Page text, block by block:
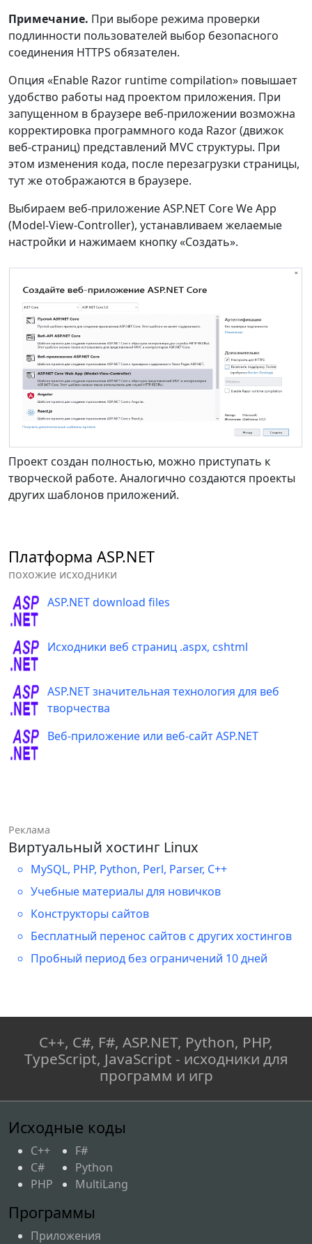
Примечание. При выборе режима проверки
подлинности пользователей выбор безопасного
соединения HTTPS обязателен.
Опция «Enable Razor runtime compilation» повышает
удобство работы над проектом приложения. При
запущенном в браузере веб-приложении возможна
корректировка программного кода Razor (движок
веб-страниц) представлений MVC структуры. При
этом изменения кода, после перезагрузки страницы,
тут же отображаются в браузере.
Выбираем веб-приложение ASP.NET Core We App
(Model-View-Controller), устанавливаем желаемые
настройки и нажимаем кнопку «Создать».
Проект создан полностью, можно приступать к
творческой работе. Аналогично создаются проекты
других шаблонов приложений.
Платформа ASP.NET
похожие исходники
ASP.NET download files
Исходники веб страниц .aspx, cshtml
ASP.NET значительная технология для веб
творчества
Веб-приложение или веб-сайт ASP.NET
Реклама
Виртуальный хостинг Linux
MySQL, PHP, Python, Perl, Parser, C++
Учебные материалы для новичков
Конструкторы сайтов
Бесплатный перенос сайтов с других хостингов
Пробный период без ограничений 10 дней
C++, C#, F#, ASP.NET, Python, PHP,
TypeScript, JavaScript - исходники для
программ и игр
Исходные коды
C++
C#
PHP
F#
Python
MultiLang
Программы
Приложения